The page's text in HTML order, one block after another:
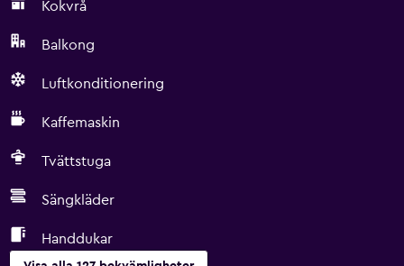
Kokvrå
Balkong
Luftkonditionering
Kaffemaskin
Tvättstuga
Sängkläder
Handdukar